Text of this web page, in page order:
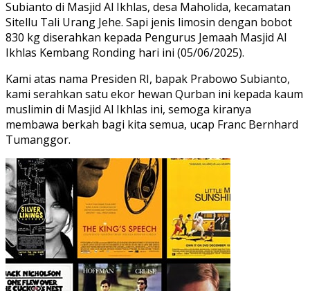
Subianto di Masjid Al Ikhlas, desa Maholida, kecamatan
Sitellu Tali Urang Jehe. Sapi jenis limosin dengan bobot
830 kg diserahkan kepada Pengurus Jemaah Masjid Al
Ikhlas Kembang Ronding hari ini (05/06/2025).
Kami atas nama Presiden RI, bapak Prabowo Subianto,
kami serahkan satu ekor hewan Qurban ini kepada kaum
muslimin di Masjid Al Ikhlas ini, semoga kiranya
membawa berkah bagi kita semua, ucap Franc Bernhard
Tumanggor.